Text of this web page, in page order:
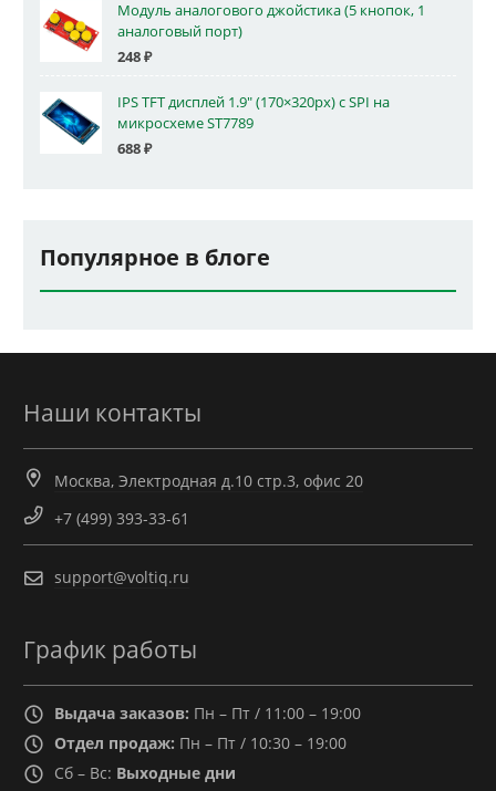
Модуль аналогового джойстика (5 кнопок, 1
аналоговый порт)
248₽
IPS TFT дисплей 1.9" (170×320px) с SPI на
микросхеме ST7789
688₽
Популярное в блоге
Наши контакты
Москва, Электродная д.10 стр.3, офис 20
+7 (499) 393-33-61
support@voltiq.ru
График работы
Выдача заказов: Пн – Пт / 11:00 – 19:00
Отдел продаж: Пн – Пт / 10:30 – 19:00
Сб – Вс: Выходные дни